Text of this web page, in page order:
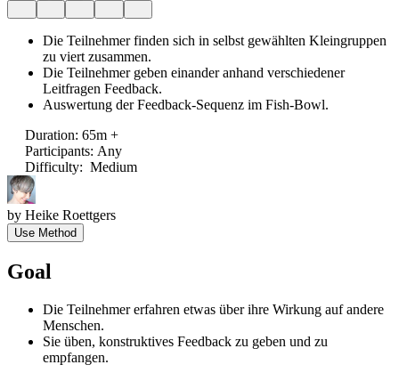
Die Teilnehmer finden sich in selbst gewählten Kleingruppen
zu viert zusammen.
Die Teilnehmer geben einander anhand verschiedener
Leitfragen Feedback.
Auswertung der Feedback-Sequenz im Fish-Bowl.
Duration: 65m +
Participants: Any
Difficulty: Medium
by Heike Roettgers
Use Method
Goal
Die Teilnehmer erfahren etwas über ihre Wirkung auf andere
Menschen.
Sie üben, konstruktives Feedback zu geben und zu
empfangen.